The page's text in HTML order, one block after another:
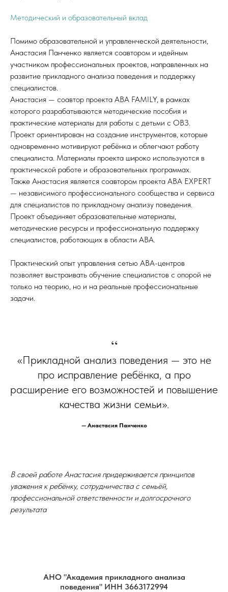
Методический и образовательный вклад
Помимо образовательной и управленческой деятельности,
Анастасия Панченко является соавтором и идейным
участником профессиональных проектов, направленных на
развитие прикладного анализа поведения и поддержку
специалистов.
Анастасия — соавтор проекта ABA FAMILY, в рамках
которого разрабатываются методические пособия и
практические материалы для работы с детьми с ОВЗ.
Проект ориентирован на создание инструментов, которые
одновременно мотивируют ребёнка и облегчают работу
специалиста. Материалы проекта широко используются в
практической работе и образовательных программах.
Также Анастасия является соавтором проекта ABA EXPERT
— независимого профессионального сообщества и сервиса
для специалистов по прикладному анализу поведения.
Проект объединяет образовательные материалы,
методические ресурсы и профессиональную поддержку
специалистов, работающих в области ABA.
Практический опыт управления сетью АВА-центров
позволяет выстраивать обучение специалистов с опорой не
только на теорию, но и на реальные профессиональные
задачи.
“
«Прикладной анализ поведения — это не
про исправление ребёнка, а про
расширение его возможностей и повышение
качества жизни семьи».
— Анастасия Панченко
В своей работе Анастасия придерживается принципов
уважения к ребёнку, сотрудничества с семьёй,
профессиональной ответственности и долгосрочного
результата
АНО "Академия прикладного анализа
поведения" ИНН 3663172994